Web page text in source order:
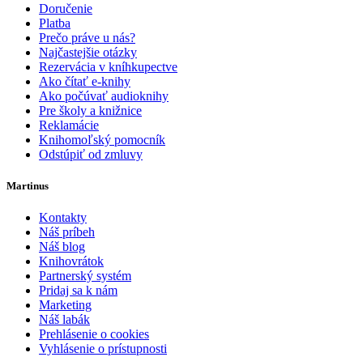
Doručenie
Platba
Prečo práve u nás?
Najčastejšie otázky
Rezervácia v kníhkupectve
Ako čítať e-knihy
Ako počúvať audioknihy
Pre školy a knižnice
Reklamácie
Knihomoľský pomocník
Odstúpiť od zmluvy
Martinus
Kontakty
Náš príbeh
Náš blog
Knihovrátok
Partnerský systém
Pridaj sa k nám
Marketing
Náš labák
Prehlásenie o cookies
Vyhlásenie o prístupnosti